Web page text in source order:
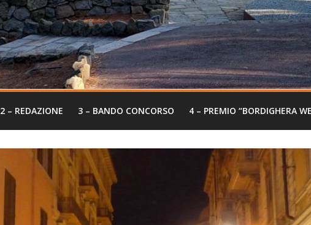
2 – REDAZIONE 3 – BANDO CONCORSO 4 – PREMIO “BORDIGHERA